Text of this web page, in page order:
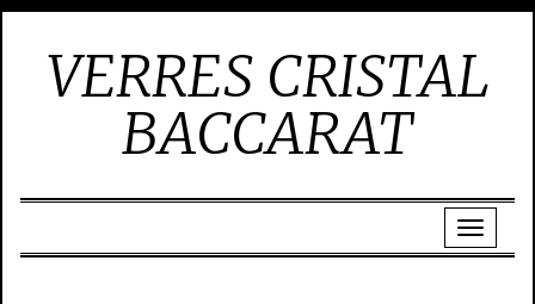
VERRES CRISTAL
BACCARAT